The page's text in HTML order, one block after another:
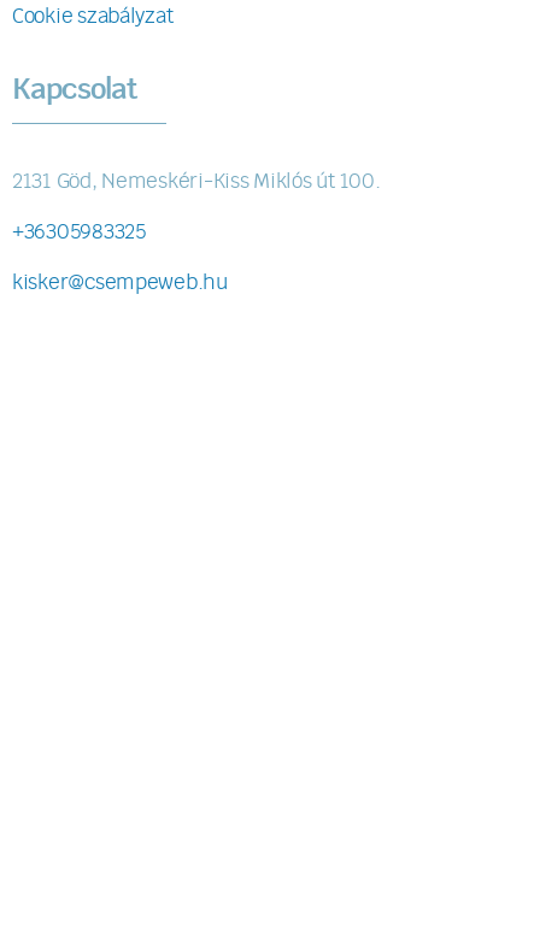
Cookie szabályzat
Kapcsolat
2131 Göd, Nemeskéri-Kiss Miklós út 100.
+36305983325
kisker@csempeweb.hu